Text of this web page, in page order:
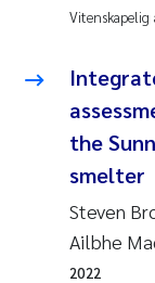
Vitenskapelig
the
smelter
Steven
Ailbhe
2022